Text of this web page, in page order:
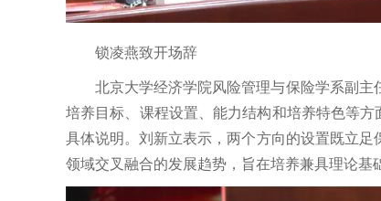
锁凌燕致开场辞
北京大学经济学院风险管理与保险学系副主
培养目标、课程设置、能力结构和培养特色等
具体说明。刘新立表示，两个方向的设置既立
领域交叉融合的发展趋势，旨在培养兼具理论基